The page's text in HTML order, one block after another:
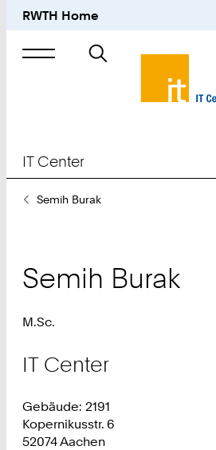
RWTH Home
Suche
nach
IT Center
SieSemih Burak
Semih Burak
M.Sc.
IT Center
Gebäude: 2191
Kopernikusstr. 6
52074 Aachen